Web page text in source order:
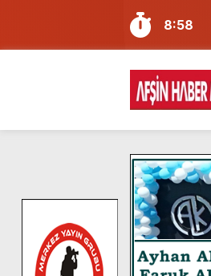
8:58
7:57
6:31
16:10
13:27
11:22
8:06
14:05
7:39
4:58